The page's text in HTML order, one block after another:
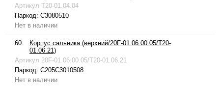
Артикул T20-01.04.04
Паркод: C3080510
Нет в наличии
60.
Корпус сальника (верхний/20F-01.06.00.05/T20-
01.06.21)
Артикул 20F-01.06.00.05/T20-01.06.21
Паркод: C205C3010508
Нет в наличии